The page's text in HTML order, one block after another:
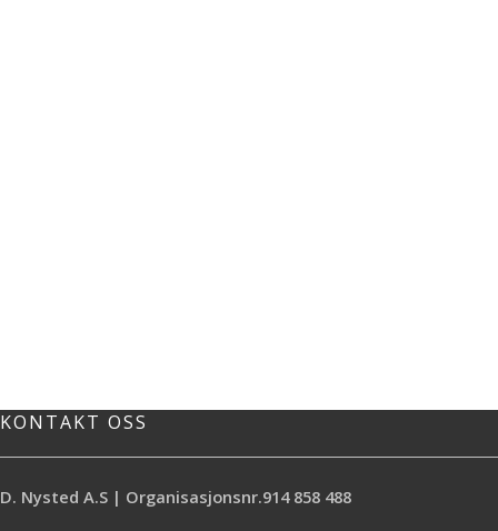
KONTAKT OSS
D. Nysted A.S | Organisasjonsnr.914 858 488